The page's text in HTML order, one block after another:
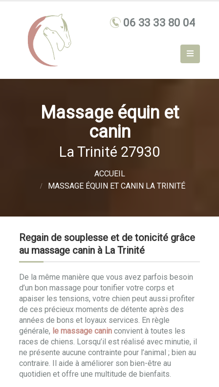
Massage équin et
canin
La Trinité 27930
ACCUEIL
MASSAGE ÉQUIN ET CANIN LA TRINITÉ
Regain de souplesse et de tonicité grâce
au massage canin à La Trinité
De la même manière que vous avez parfois besoin
d’un bon massage pour tonifier votre corps et
apaiser les tensions, votre chien peut aussi profiter
de ces précieux moments de détente après des
années de bons et loyaux services. En règle
générale, le massage canin convient à toutes les
races de chiens. Lorsqu’il est réalisé avec minutie, il
ne présente aucune contrainte pour l’animal ; bien au
contraire. Il aide à améliorer son bien-être au
quotidien et offre une multitude de bienfaits.